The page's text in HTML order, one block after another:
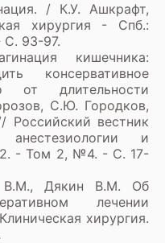
/ К.У. Ашкрафт,
хирургия - Спб.:
С. 93-97.
кишечника:
консервативное
от длительности
С.Ю. Городков,
вестник
и
- Том 2, №4. - С. 17-
В.М., Дякин В.М. Об
лечении
хирургия.